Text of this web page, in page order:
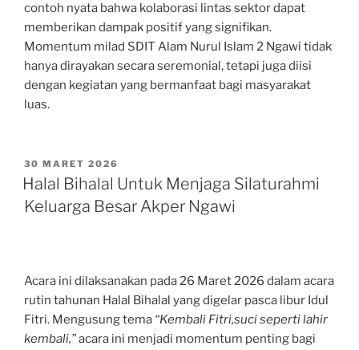
contoh nyata bahwa kolaborasi lintas sektor dapat
memberikan dampak positif yang signifikan.
Momentum milad SDIT Alam Nurul Islam 2 Ngawi tidak
hanya dirayakan secara seremonial, tetapi juga diisi
dengan kegiatan yang bermanfaat bagi masyarakat
luas.
POSTED
ON
30 MARET 2026
Halal Bihalal Untuk Menjaga Silaturahmi
Keluarga Besar Akper Ngawi
Acara ini dilaksanakan pada 26 Maret 2026 dalam acara
rutin tahunan Halal Bihalal yang digelar pasca libur Idul
Fitri. Mengusung tema “Kembali Fitri,suci seperti lahir
kembali,”acara ini menjadi momentum penting bagi